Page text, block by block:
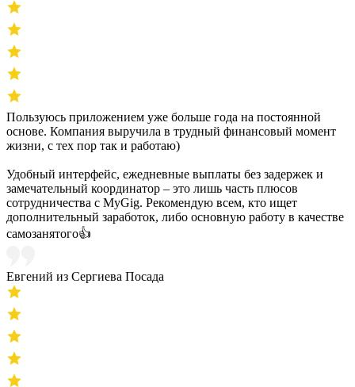
Пользуюсь приложением уже больше года на постоянной
основе. Компания выручила в трудный финансовый момент
жизни, с тех пор так и работаю)
Удобный интерфейс, ежедневные выплаты без задержек и
замечательный координатор – это лишь часть плюсов
сотрудничества с MyGig. Рекомендую всем, кто ищет
дополнительный заработок, либо основную работу в качестве
самозанятого👍
Евгений из Сергиева Посада